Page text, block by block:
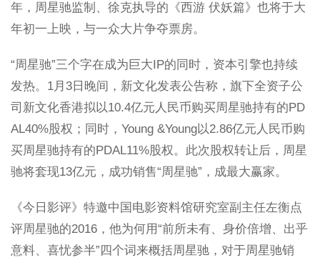
年，周星驰监制、徐克执导的《西游 伏妖篇》也将于大
年初一上映，与一众大片争夺票房。
“周星驰”三个字在成为巨大IP的同时，资本引擎也持续
发热。1月3日晚间，新文化发表公告称，旗下全资子公
司新文化香港拟以10.4亿元人民币购买周星驰持有的PD
AL40%股权；同时，Young &Young以2.86亿元人民币购
买周星驰持有的PDAL11%股权。此次股权转让后，周星
驰将套现13亿元，成功销售“周星驰”，成最大赢家。
《今日影评》特邀中国电影资料馆研究室副主任左衡点
评周星驰的2016，他为何用“前所未有、身价倍增、出乎
意料、喜忧参半”四个词来概括周星驰，对于周星驰销